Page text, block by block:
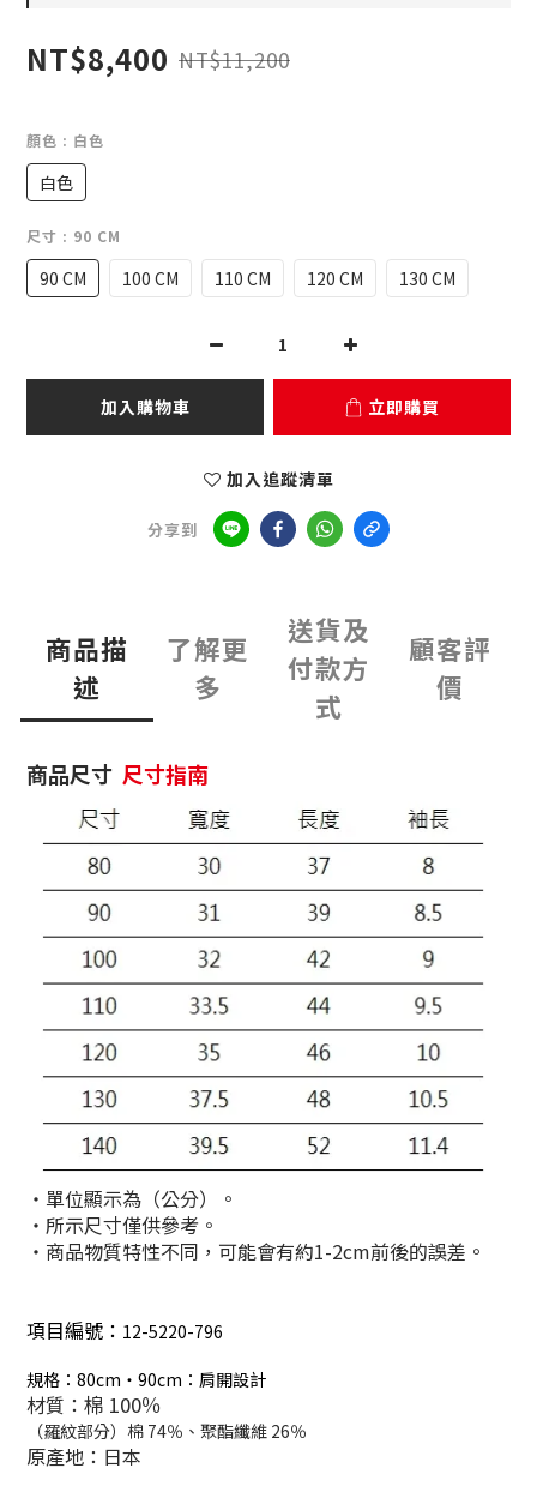
NT$8,400 NT$11,200
顏色 : 白色
白色
尺寸 : 90 CM
90 CM 100 CM 110 CM 120 CM 130 CM
加入購物車 立即購買
加入追蹤清單
分享到
商品描
述
了解更
多
送貨及
付款方
式
顧客評
價
商品尺寸 尺寸指南
・單位顯示為（公分）。
・所示尺寸僅供參考。
・商品物質特性不同，可能會有約1-2cm前後的誤差。
項目編號： 12-5220-796
規格：80cm・90cm：肩開設計
材質： 棉 100％
（羅紋部分）棉 74％、聚酯纖維 26％
原產地：日本